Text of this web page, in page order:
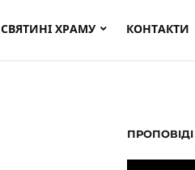
СВЯТИНІ ХРАМУ КОНТАКТИ
ПРОПОВІДІ